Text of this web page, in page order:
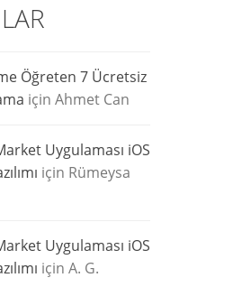
Öğreten 7 Ücretsiz
için Ahmet Can
Uygulaması iOS
için Rümeysa
Uygulaması iOS
için A. G.